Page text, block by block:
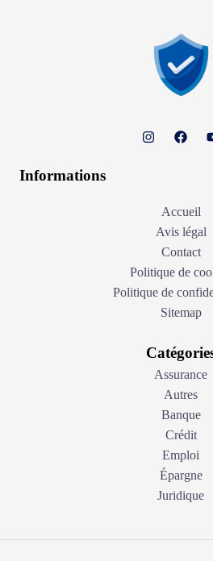
Informations
Accueil
Avis légal
Contact
Politique de
Politique de
Sitemap
Assurance
Autres
Banque
Crédit
Emploi
Épargne
Juridique